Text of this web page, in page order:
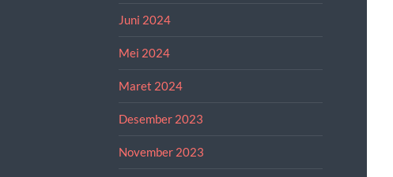
Juni 2024
Mei 2024
Maret 2024
Desember 2023
November 2023